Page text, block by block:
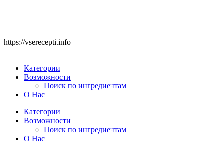
https://vserecepti.info
Категории
Возможности
Поиск по ингредиентам
О Нас
Категории
Возможности
Поиск по ингредиентам
О Нас